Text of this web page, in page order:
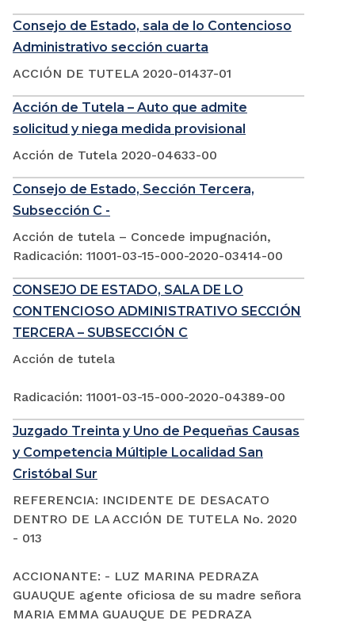
Consejo de Estado, sala de lo Contencioso
Administrativo sección cuarta
ACCIÓN DE TUTELA 2020-01437-01
Acción de Tutela – Auto que admite
solicitud y niega medida provisional
Acción de Tutela 2020-04633-00
Consejo de Estado, Sección Tercera,
Subsección C -
Acción de tutela – Concede impugnación,
Radicación: 11001-03-15-000-2020-03414-00
CONSEJO DE ESTADO, SALA DE LO
CONTENCIOSO ADMINISTRATIVO SECCIÓN
TERCERA – SUBSECCIÓN C
Acción de tutela
Radicación: 11001-03-15-000-2020-04389-00
Juzgado Treinta y Uno de Pequeñas Causas
y Competencia Múltiple Localidad San
Cristóbal Sur
REFERENCIA: INCIDENTE DE DESACATO
DENTRO DE LA ACCIÓN DE TUTELA No. 2020
- 013
ACCIONANTE: - LUZ MARINA PEDRAZA
GUAUQUE agente oficiosa de su madre señora
MARIA EMMA GUAUQUE DE PEDRAZA